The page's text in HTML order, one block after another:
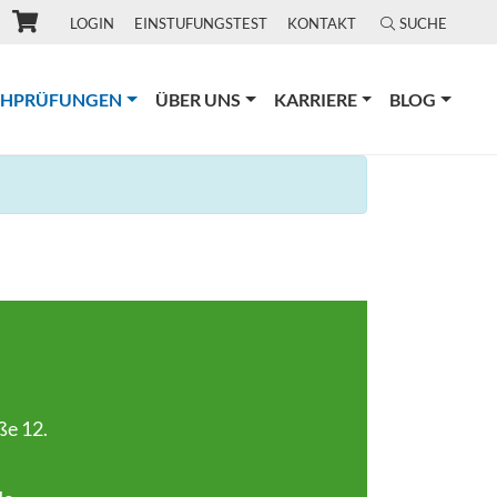
LOGIN EINSTUFUNGSTEST KONTAKT SUCHE
(CURRENT)
ÜBER UNS KARRIERE BLOG
12.